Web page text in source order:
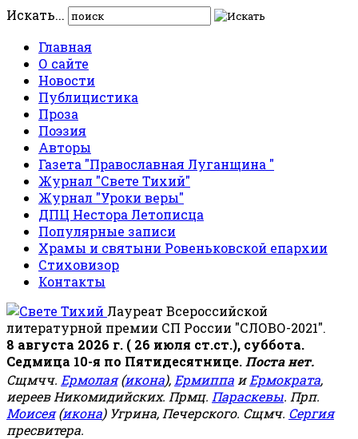
Искать...
Главная
О сайте
Новости
Публицистика
Проза
Поэзия
Авторы
Газета "Православная Луганщина "
Журнал "Свете Тихий"
Журнал "Уроки веры"
ДПЦ Нестора Летописца
Популярные записи
Храмы и святыни Ровеньковской епархии
Стиховизор
Контакты
Лауреат Всероссийской
литературной премии СП России "СЛОВО-2021".
8 августа 2026 г. ( 26 июля ст.ст.), суббота.
Седмица 10-я по Пятидесятнице. Поста нет.
Сщмчч. Ермолая(икона), Ермиппа иЕрмократа,
иереев Никомидийских. Прмц. Параскевы. Прп.
Моисея(икона) Угрина, Печерского. Сщмч. Сергия
пресвитера.